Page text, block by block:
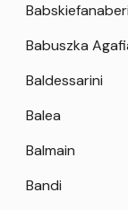
Babuszka
Baldessarini
Balea
Balmain
Bandi